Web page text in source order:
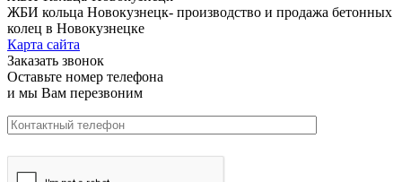
ЖБИ кольца Новокузнецк- производство и продажа бетонных
колец в Новокузнецке
Карта сайта
Заказать звонок
Оставьте номер телефона
и мы Вам перезвоним